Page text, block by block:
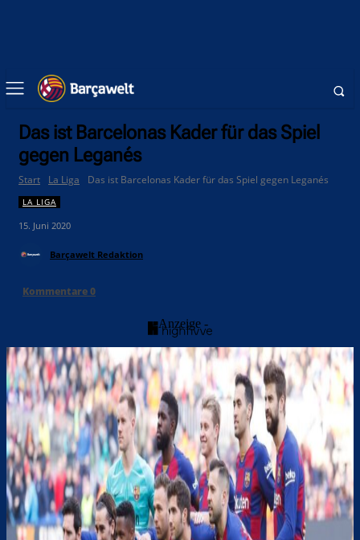
Das ist Barcelonas Kader für das Spiel
gegen Leganés
Start La Liga Das ist Barcelonas Kader für das Spiel gegen Leganés
LA LIGA
15. Juni 2020
Barçawelt Redaktion
Kommentare0
- Anzeige -